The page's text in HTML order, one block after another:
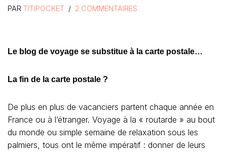
PAR TITIPOCKET 2 COMMENTAIRES
Le blog de voyage se substitue à la carte postale…
La fin de la carte postale ?
De plus en plus de vacanciers partent chaque année en
France ou à l’étranger. Voyage à la « routarde » au bout
du monde ou simple semaine de relaxation sous les
palmiers, tous ont le même impératif : donner de leurs